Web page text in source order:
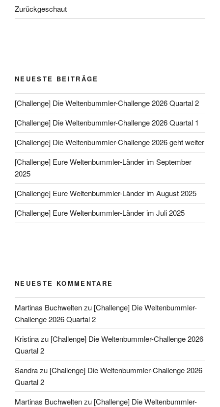
Zurückgeschaut
NEUESTE BEITRÄGE
[Challenge] Die Weltenbummler-Challenge 2026 Quartal 2
[Challenge] Die Weltenbummler-Challenge 2026 Quartal 1
[Challenge] Die Weltenbummler-Challenge 2026 geht weiter
[Challenge] Eure Weltenbummler-Länder im September
2025
[Challenge] Eure Weltenbummler-Länder im August 2025
[Challenge] Eure Weltenbummler-Länder im Juli 2025
NEUESTE KOMMENTARE
Martinas Buchweltenzu [Challenge] Die Weltenbummler-
Challenge 2026 Quartal 2
Kristinazu [Challenge] Die Weltenbummler-Challenge 2026
Quartal 2
Sandrazu [Challenge] Die Weltenbummler-Challenge 2026
Quartal 2
Martinas Buchweltenzu [Challenge] Die Weltenbummler-